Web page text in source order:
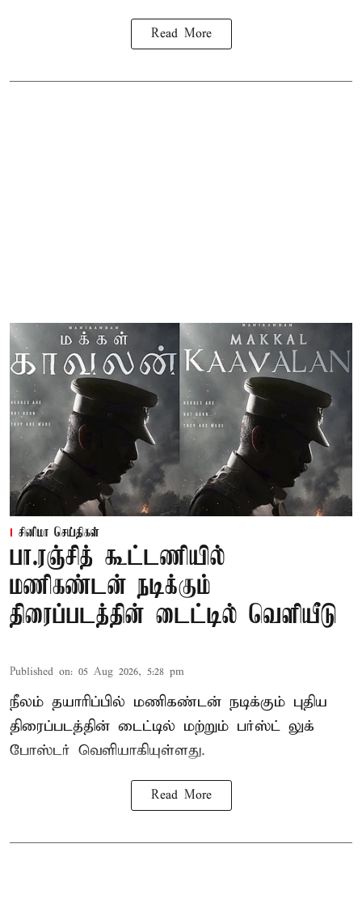
Read More
சினிமா செய்திகள்
பா.ரஞ்சித் கூட்டணியில்
மணிகண்டன் நடிக்கும்
திரைப்படத்தின் டைட்டில் வெளியீடு
Published on: 05 Aug 2026, 5:28 pm
நீலம் தயாரிப்பில் மணிகண்டன் நடிக்கும் புதிய
திரைப்படத்தின் டைட்டில் மற்றும் பர்ஸ்ட் லுக்
போஸ்டர் வெளியாகியுள்ளது.
Read More